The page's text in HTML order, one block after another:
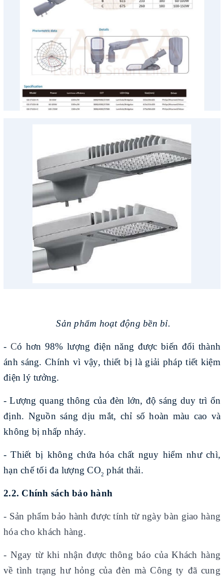
Sản phẩm hoạt động bền bỉ.
- Có hơn 98% lượng điện năng được biến đổi thành
ánh sáng. Chính vì vậy, thiết bị là giải pháp tiết kiệm
điện lý tưởng.
- Lượng quang thông của đèn lớn, độ sáng duy trì ổn
định. Nguồn sáng dịu mắt, chỉ số hoàn màu cao và
không bị nhấp nháy.
- Thiết bị không chứa hóa chất nguy hiểm như chì,
hạn chế tối đa lượng CO2 phát thải.
2.2. Chính sách bảo hành
- Sản phẩm bảo hành được tính từ ngày bàn giao hàng
hóa cho khách hàng.
- Ngay từ khi nhận được thông báo của Khách hàng
về tình trạng hư hỏng của đèn mà Công ty đã cung